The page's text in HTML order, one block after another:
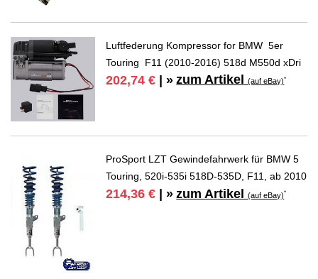
Luftfederung Kompressor for BMW 5er
Touring F11 (2010-2016) 518d M550d xDri
202,74 € | » zum Artikel(auf eBay)*
ProSport LZT Gewindefahrwerk für BMW 5
Touring, 520i-535i 518D-535D, F11, ab 2010
214,36 € | » zum Artikel(auf eBay)*